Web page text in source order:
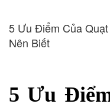
5 Ưu Điểm Của
Nên Biết
5 Ưu